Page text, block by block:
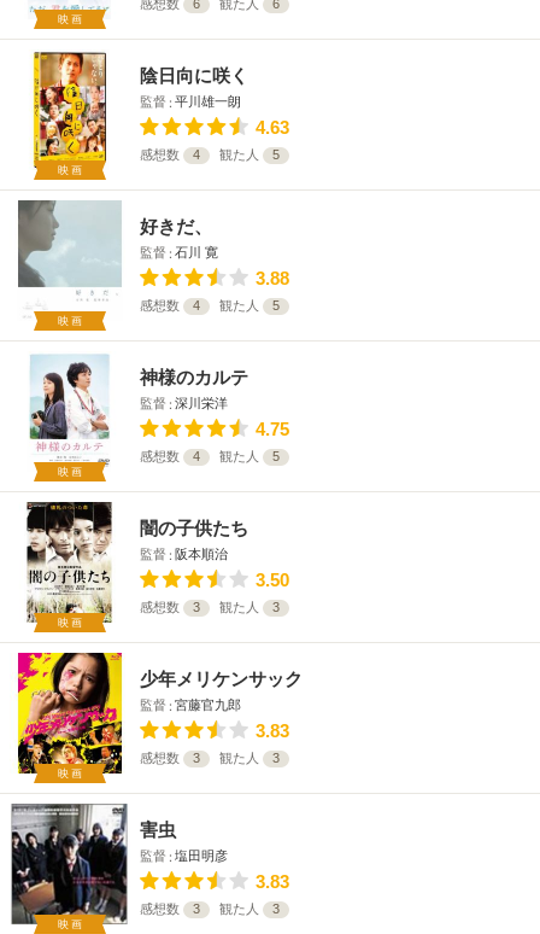
映画
感想数 6 観た人 6
映画
陰日向に咲く
監督 平川雄一朗
4.63
感想数 4 観た人 5
映画
好きだ、
監督 石川 寛
3.88
感想数 4 観た人 5
映画
神様のカルテ
監督 深川栄洋
4.75
感想数 4 観た人 5
映画
闇の子供たち
監督 阪本順治
3.50
感想数 3 観た人 3
映画
少年メリケンサック
監督 宮藤官九郎
3.83
感想数 3 観た人 3
映画
害虫
監督 塩田明彦
3.83
感想数 3 観た人 3